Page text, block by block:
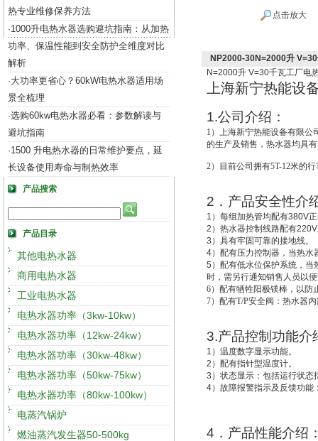
热专业维修保养方法
·1000升电热水器选购避坑指南：从加热
功率、保温性能到安全防护全维度对比
解析
·大功率更省心？60kW电热水器适用场
景全梳理
·选购60kw电热水器必看：参数解读与
避坑指南
·1500 升电热水器的日常维护要点，延
长设备使用寿命与制热效率
产品搜索
产品目录
其他电热水器
商用电热水器
工业电热水器
电热水器功率（3kw-10kw）
电热水器功率（12kw-24kw）
电热水器功率（30kw-48kw）
电热水器功率（50kw-75kw）
电热水器功率（80kw-100kw）
电蒸汽锅炉
燃油蒸汽发生器50-500kg
点击放大
NP2000-30N=2000升
N=2000升 V=30千瓦工厂电
上海新宁热能设
1.公司介绍：
1 ）上海新宁热能设备有限公
的生产及销售，热水器均具
2）目前公司拥有5T-12米的
2 ．产品安全性介
1 ）每组加热管均配有380V
2 ）热水器控制线路配有220V
3 ）具有牢固可靠的接地线。
4）配有压力控制器，当热水
5 ）配有低水位保护系统， 当
时，需另行通知销售人员以
6）配有牺牲阳极镁棒，以防
7）配有T/P安全阀：热水器
3.产品控制功能介
1 ）温度数字显示功能。
2 ）配有指针型温度计。
3 ）状态显示：包括运行状
4）故障报警指示及反馈功
4 ．产品性能介绍